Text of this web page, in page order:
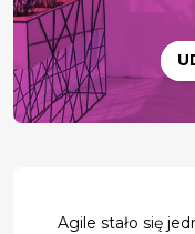
Agile stało się